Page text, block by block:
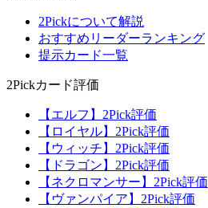
2Pickについて解説
おすすめリーダーランキング
提示カード一覧
2Pickカード評価
【エルフ】2Pick評価
【ロイヤル】2Pick評価
【ウィッチ】2Pick評価
【ドラゴン】2Pick評価
【ネクロマンサー】2Pick評価
【ヴァンパイア】2Pick評価